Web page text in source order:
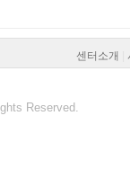
센터소개
Reserved.